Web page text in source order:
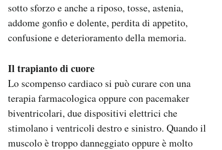
sotto sforzo e anche a riposo, tosse, astenia,
addome gonfio e dolente, perdita di appetito,
confusione e deterioramento della memoria.
Il trapianto di cuore
Lo scompenso cardiaco si può curare con una
terapia farmacologica oppure con pacemaker
biventricolari, due dispositivi elettrici che
stimolano i ventricoli destro e sinistro. Quando il
muscolo è troppo danneggiato oppure è molto